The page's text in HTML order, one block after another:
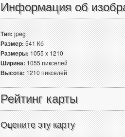
Информация об
Тип:jpeg
Размер:541 Кб
Размеры:1055 x 1210
Ширина:1055 пикселей
Высота:1210 пикселей
Рейтинг карты
Оцените эту карту